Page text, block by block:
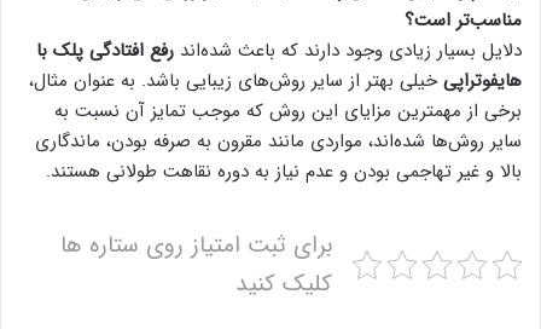
مناسب‌تر است؟
دلایل بسیار زیادی وجود دارند که باعث شده‌اند رفع افتادگی پلک با
هایفوتراپیخیلی بهتر از سایر روش‌های زیبایی باشد. به عنوان مثال،
برخی از مهمترین مزایای این روش که موجب تمایز آن نسبت به
سایر روش‌ها شده‌اند، مواردی مانند مقرون به صرفه بودن، ماندگاری
بالا و غیر تهاجمی بودن و عدم نیاز به دوره نقاهت طولانی هستند.
برای ثبت امتیاز روی ستاره ها
کلیک کنید